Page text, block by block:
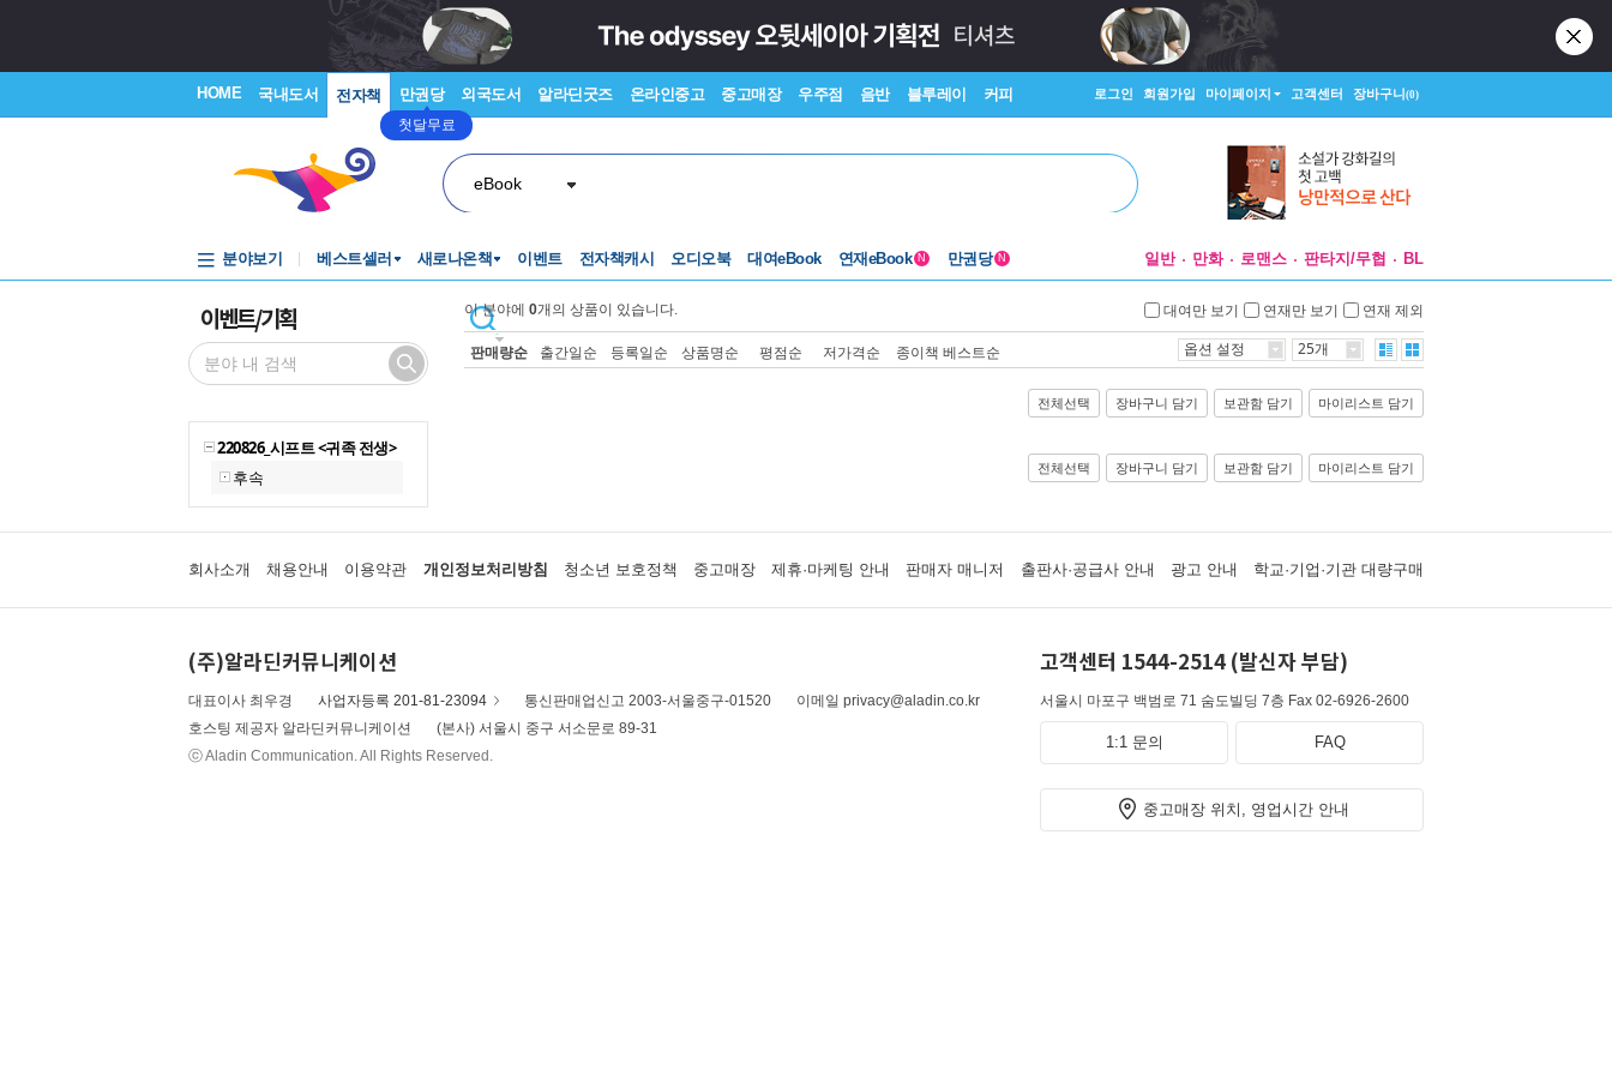
HOME 국내도서 전자책 만권당
첫달무료
외국도서 알라딘굿즈 온라인중고 중고매장 우주점 음반 블루레이 커피 로그인 회원가입 마이페이지 고객센터 장바구니(0)
eBook
분야보기 베스트셀러 새로나온책 이벤트 전자책캐시 오디오북 대여eBook 연재eBook N 만권당 N 일반 만화 로맨스 판타지/무협 BL
이벤트/기획
220826_시프트 <귀족 전생>
후속
이 분야에 0개의 상품이 있습니다. 대여만 보기 연재만 보기 연재 제외
판매량순 출간일순 등록일순 상품명순 평점순 저가격순 종이책 베스트순 옵션 설정 25개
전체선택 장바구니 담기 보관함 담기 마이리스트 담기
전체선택 장바구니 담기 보관함 담기 마이리스트 담기
회사소개 채용안내 이용약관 개인정보처리방침 청소년 보호정책 중고매장 제휴·마케팅 안내 판매자 매니저 출판사·공급사 안내 광고 안내 학교·기업·기관 대량구매
(주)알라딘커뮤니케이션
대표이사 최우경 사업자등록 201-81-23094 통신판매업신고 2003-서울중구-01520
이메일 privacy@aladin.co.kr
호스팅 제공자 알라딘커뮤니케이션
(본사) 서울시 중구 서소문로 89-31
ⓒ Aladin Communication. All Rights Reserved.
고객센터 1544-2514 (발신자 부담)
서울시 마포구 백범로 71 숨도빌딩 7층 Fax 02-6926-2600
1:1 문의 FAQ
중고매장 위치, 영업시간 안내